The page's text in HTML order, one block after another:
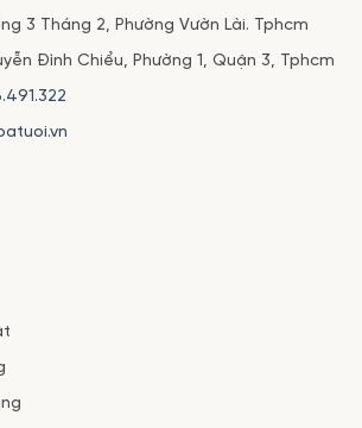
3 Tháng 2, Phường Vườn Lài. Tphcm
Đình Chiểu, Phường 1, Quận 3, Tphcm